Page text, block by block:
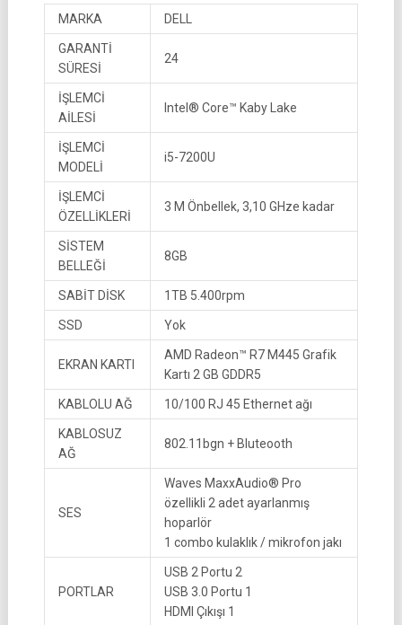
MARKA DELL
GARANTİ
SÜRESİ
24
İŞLEMCİ
AİLESİ
Intel® Core™ Kaby Lake
İŞLEMCİ
MODELİ
i5-7200U
İŞLEMCİ
ÖZELLİKLERİ
3 M Önbellek, 3,10 GHze kadar
SİSTEM
BELLEĞİ
8GB
SABİT DİSK 1TB 5.400rpm
SSD Yok
EKRAN KARTI
AMD Radeon™ R7 M445 Grafik
Kartı 2 GB GDDR5
KABLOLU AĞ 10/100 RJ 45 Ethernet ağı
KABLOSUZ
AĞ
802.11bgn + Bluteooth
SES
Waves MaxxAudio® Pro
özellikli 2 adet ayarlanmış
hoparlör
1 combo kulaklık / mikrofon jakı
PORTLAR
USB 2 Portu 2
USB 3.0 Portu 1
HDMI Çıkışı 1